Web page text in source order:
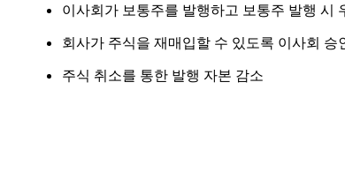
이사회가 보통주를 발행하고 보통주 발행 시
회사가 주식을 재매입할 수 있도록 이사회 승
주식 취소를 통한 발행 자본 감소